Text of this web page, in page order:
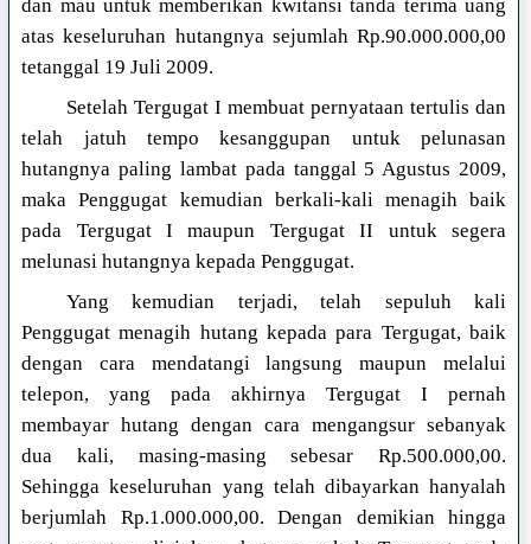
dan mau untuk memberikan kwitansi tanda terima uang
atas keseluruhan hutangnya sejumlah Rp.90.000.000,00
tetanggal 19 Juli 2009.
Setelah Tergugat I membuat pernyataan tertulis dan
telah jatuh tempo kesanggupan untuk pelunasan
hutangnya paling lambat pada tanggal 5 Agustus 2009,
maka Penggugat kemudian berkali-kali menagih baik
pada Tergugat I maupun Tergugat II untuk segera
melunasi hutangnya kepada Penggugat.
Yang kemudian terjadi, telah sepuluh kali
Penggugat menagih hutang kepada para Tergugat, baik
dengan cara mendatangi langsung maupun melalui
telepon, yang pada akhirnya Tergugat I pernah
membayar hutang dengan cara mengangsur sebanyak
dua kali, masing-masing sebesar Rp.500.000,00.
Sehingga keseluruhan yang telah dibayarkan hanyalah
berjumlah Rp.1.000.000,00. Dengan demikian hingga